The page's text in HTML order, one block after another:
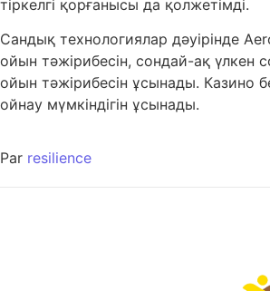
тіркелгі қорғанысы да қолжетімді.
Сандық технологиялар дәуірінде
ойын тәжірибесін, сондай-ақ
ойын тәжірибесін ұсынады. Казино
ойнау мүмкіндігін ұсынады.
Par resilience